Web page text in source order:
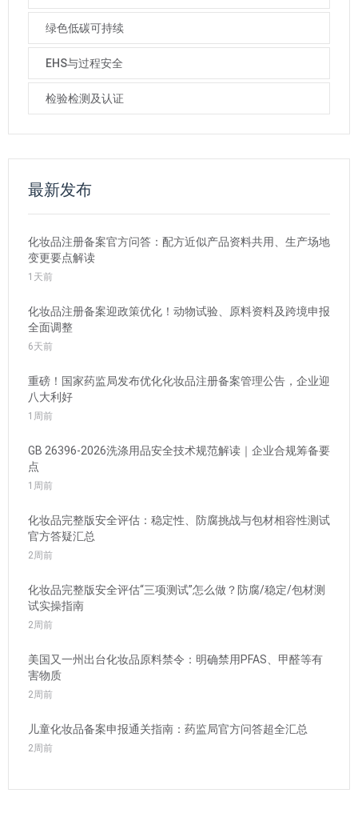
绿色低碳可持续
EHS与过程安全
检验检测及认证
最新发布
化妆品注册备案官方问答：配方近似产品资料共用、生产场地
变更要点解读
1天前
化妆品注册备案迎政策优化！动物试验、原料资料及跨境申报
全面调整
6天前
重磅！国家药监局发布优化化妆品注册备案管理公告，企业迎
八大利好
1周前
GB 26396-2026洗涤用品安全技术规范解读｜企业合规筹备要
点
1周前
化妆品完整版安全评估：稳定性、防腐挑战与包材相容性测试
官方答疑汇总
2周前
化妆品完整版安全评估“三项测试”怎么做？防腐/稳定/包材测
试实操指南
2周前
美国又一州出台化妆品原料禁令：明确禁用PFAS、甲醛等有
害物质
2周前
儿童化妆品备案申报通关指南：药监局官方问答超全汇总
2周前